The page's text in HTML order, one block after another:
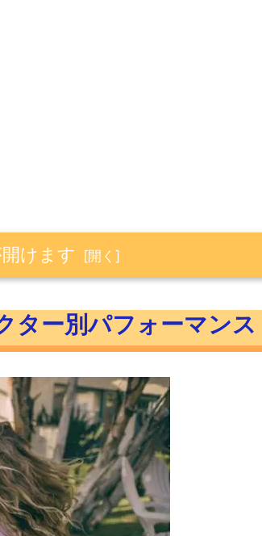
けます
ォーマンス
セクター別パフォーマンス
）】セクター別パフォーマンス
ート比較
ター別パフォーマンス